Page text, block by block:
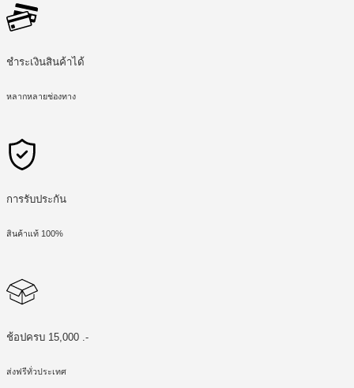
ชำระเงินสินค้าได้
หลากหลายช่องทาง
การรับประกัน
สินค้าแท้ 100%
ช้อปครบ 15,000 .-
ส่งฟรีทั่วประเทศ